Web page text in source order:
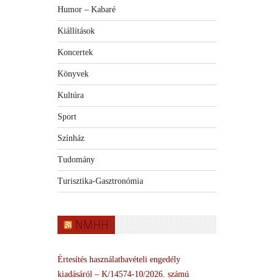
Humor – Kabaré
Kiállítások
Koncertek
Könyvek
Kultúra
Sport
Színház
Tudomány
Turisztika-Gasztronómia
NMHH
Értesítés használatbavételi engedély
kiadásáról – K/14574-10/2026. számú